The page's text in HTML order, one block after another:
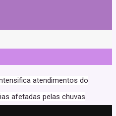
atendimentos do
afetadas pelas chuvas